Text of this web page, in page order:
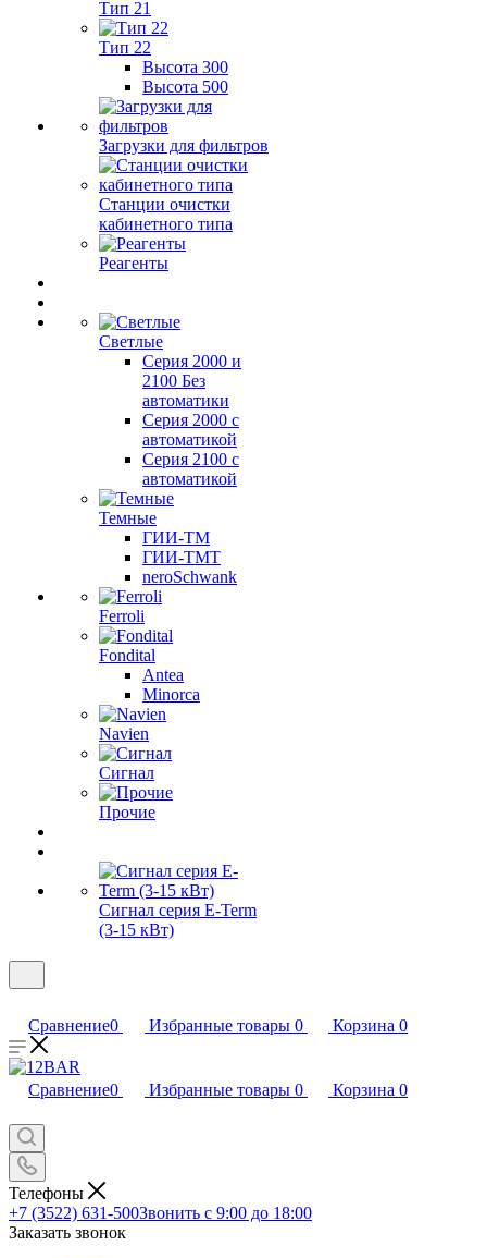
Тип 21
Тип 22
Высота 300
Высота 500
Загрузки для фильтров
Станции очистки
кабинетного типа
Реагенты
Светлые
Серия 2000 и
2100 Без
автоматики
Серия 2000 с
автоматикой
Серия 2100 с
автоматикой
Темные
ГИИ-ТМ
ГИИ-ТМТ
neroSchwank
Ferroli
Fondital
Antea
Minorca
Navien
Сигнал
Прочие
Сигнал серия E-Term
(3-15 кВт)
Сравнение0 Избранные товары 0 Корзина 0
Сравнение0 Избранные товары 0 Корзина 0
Телефоны
+7 (3522) 631-500Звонить с 9:00 до 18:00
Заказать звонок